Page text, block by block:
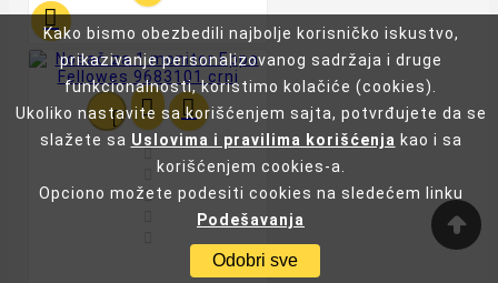
Kako bismo obezbedili najbolje korisničko iskustvo,
prikazivanje personalizovanog sadržaja i druge
funkcionalnosti, koristimo kolačiće (cookies).
Ukoliko nastavite sa korišćenjem sajta, potvrđujete da se
slažete sa Uslovima i pravilima korišćenja kao i sa
korišćenjem cookies-a.
Opciono možete podesiti cookies na sledećem linku
Podešavanja
Odobri sve

  

